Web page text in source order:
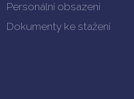
Personální obsazení
Dokumenty ke stažení